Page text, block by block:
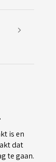
is en
dat
te gaan.